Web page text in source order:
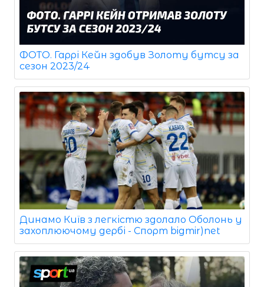
ФОТО. Гаррі Кейн здобув Золоту бутсу за
сезон 2023/24
Динамо Київ з легкістю здолало Оболонь у
захоплюючому дербі - Спорт bigmir)net